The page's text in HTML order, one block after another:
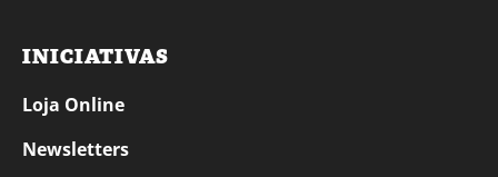
INICIATIVAS
Loja Online
Newsletters